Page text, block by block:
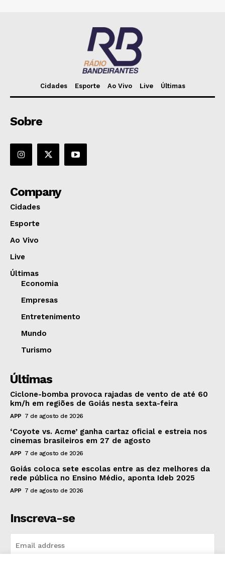
Cidades Esporte Ao Vivo Live Últimas
Sobre
Company
Cidades
Esporte
Ao Vivo
Live
Últimas
Economia
Empresas
Entretenimento
Mundo
Turismo
Últimas
Ciclone-bomba provoca rajadas de vento de até 60
km/h em regiões de Goiás nesta sexta-feira
APP 7 de agosto de 2026
‘Coyote vs. Acme’ ganha cartaz oficial e estreia nos
cinemas brasileiros em 27 de agosto
APP 7 de agosto de 2026
Goiás coloca sete escolas entre as dez melhores da
rede pública no Ensino Médio, aponta Ideb 2025
APP 7 de agosto de 2026
Inscreva-se